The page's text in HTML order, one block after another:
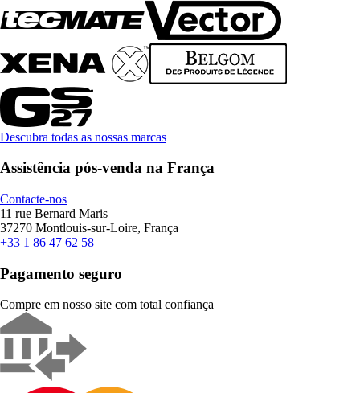
Descubra todas as nossas marcas
Assistência pós-venda na França
Contacte-nos
11 rue Bernard Maris
37270 Montlouis-sur-Loire, França
+33 1 86 47 62 58
Pagamento seguro
Compre em nosso site com total confiança